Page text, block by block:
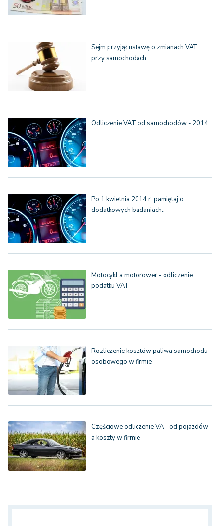
Sejm przyjął ustawę o zmianach VAT
przy samochodach
Odliczenie VAT od samochodów - 2014
Po 1 kwietnia 2014 r. pamiętaj o
dodatkowych badaniach…
Motocykl a motorower - odliczenie
podatku VAT
Rozliczenie kosztów paliwa samochodu
osobowego w firmie
Częściowe odliczenie VAT od pojazdów
a koszty w firmie